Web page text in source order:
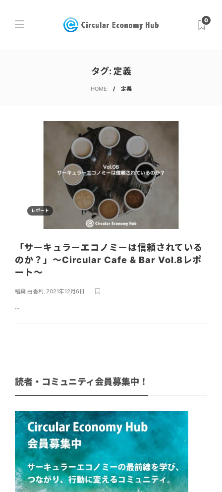
0
タグ: 定義
HOME 定義
レポート
「サーキュラーエコノミーは信頼されている
のか？」〜Circular Cafe & Bar Vol.8レポ
ート〜
稲葉 由香利 , 2021年12月6日
...
読者・コミュニティ会員募集中！